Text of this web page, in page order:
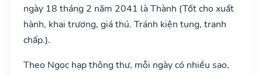
ngày 18 tháng 2 năm 2041 là Thành (Tốt cho xuất
hành, khai trương, giá thú. Tránh kiện tụng, tranh
chấp.).
Theo Ngọc hạp thông thư, mỗi ngày có nhiều sao,